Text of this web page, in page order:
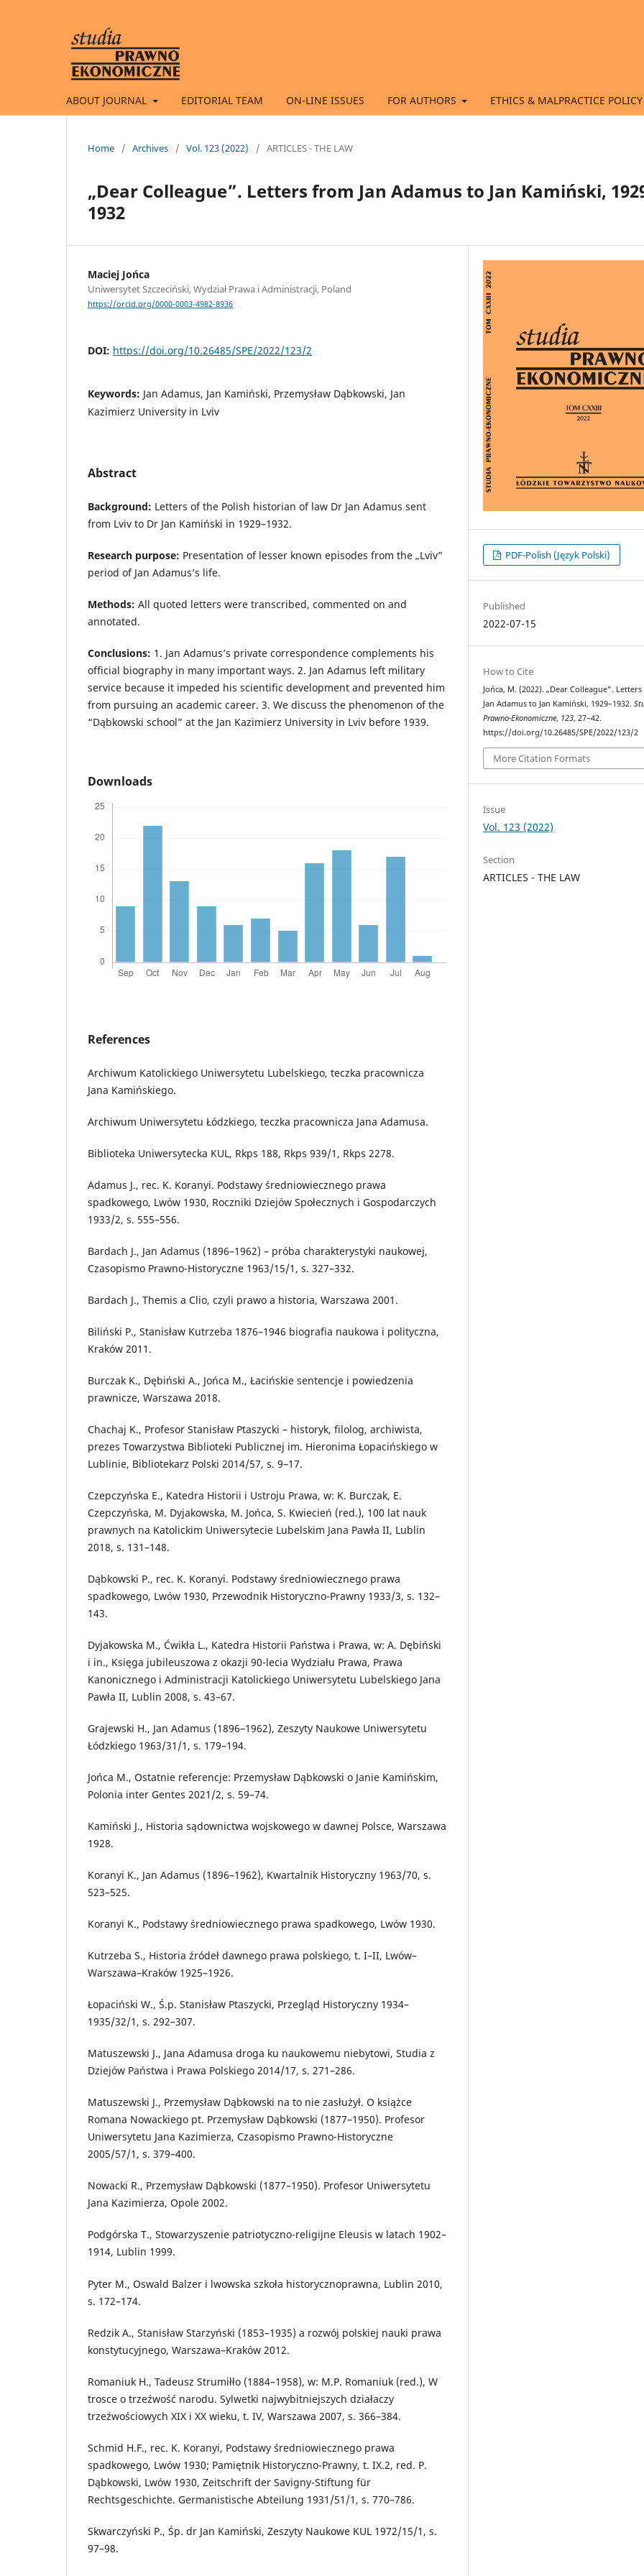
ABOUT JOURNAL EDITORIAL TEAM ON-LINE ISSUES FOR AUTHORS ETHICS & MALPRACTICE POLICY
Home / Archives / Vol. 123 (2022) / ARTICLES - THE LAW
„Dear Colleague”. Letters from Jan Adamus to Jan Kamiński,
1932
Maciej Jońca
Uniwersytet Szczeciński, Wydział Prawa i Administracji, Poland
https://orcid.org/0000-0003-4982-8936
DOI: https://doi.org/10.26485/SPE/2022/123/2
Keywords: Jan Adamus, Jan Kamiński, Przemysław Dąbkowski, Jan
Kazimierz University in Lviv
Abstract
Background: Letters of the Polish historian of law Dr Jan Adamus sent
from Lviv to Dr Jan Kamiński in 1929–1932.
Research purpose: Presentation of lesser known episodes from the „Lviv”
period of Jan Adamus’s life.
Methods: All quoted letters were transcribed, commented on and
annotated.
Conclusions: 1. Jan Adamus’s private correspondence complements his
official biography in many important ways. 2. Jan Adamus left military
service because it impeded his scientific development and prevented him
from pursuing an academic career. 3. We discuss the phenomenon of the
“Dąbkowski school” at the Jan Kazimierz University in Lviv before 1939.
Downloads
References
Archiwum Katolickiego Uniwersytetu Lubelskiego, teczka pracownicza
Jana Kamińskiego.
Archiwum Uniwersytetu Łódzkiego, teczka pracownicza Jana Adamusa.
Biblioteka Uniwersytecka KUL, Rkps 188, Rkps 939/1, Rkps 2278.
Adamus J., rec. K. Koranyi. Podstawy średniowiecznego prawa
spadkowego, Lwów 1930, Roczniki Dziejów Społecznych i Gospodarczych
1933/2, s. 555–556.
Bardach J., Jan Adamus (1896–1962) – próba charakterystyki naukowej,
Czasopismo Prawno-Historyczne 1963/15/1, s. 327–332.
Bardach J., Themis a Clio, czyli prawo a historia, Warszawa 2001.
Biliński P., Stanisław Kutrzeba 1876–1946 biografia naukowa i polityczna,
Kraków 2011.
Burczak K., Dębiński A., Jońca M., Łacińskie sentencje i powiedzenia
prawnicze, Warszawa 2018.
Chachaj K., Profesor Stanisław Ptaszycki – historyk, filolog, archiwista,
prezes Towarzystwa Biblioteki Publicznej im. Hieronima Łopacińskiego w
Lublinie, Bibliotekarz Polski 2014/57, s. 9–17.
Czepczyńska E., Katedra Historii i Ustroju Prawa, w: K. Burczak, E.
Czepczyńska, M. Dyjakowska, M. Jońca, S. Kwiecień (red.), 100 lat nauk
prawnych na Katolickim Uniwersytecie Lubelskim Jana Pawła II, Lublin
2018, s. 131–148.
Dąbkowski P., rec. K. Koranyi. Podstawy średniowiecznego prawa
spadkowego, Lwów 1930, Przewodnik Historyczno-Prawny 1933/3, s. 132–
143.
Dyjakowska M., Ćwikła L., Katedra Historii Państwa i Prawa, w: A. Dębiński
i in., Księga jubileuszowa z okazji 90-lecia Wydziału Prawa, Prawa
Kanonicznego i Administracji Katolickiego Uniwersytetu Lubelskiego Jana
Pawła II, Lublin 2008, s. 43–67.
Grajewski H., Jan Adamus (1896–1962), Zeszyty Naukowe Uniwersytetu
Łódzkiego 1963/31/1, s. 179–194.
Jońca M., Ostatnie referencje: Przemysław Dąbkowski o Janie Kamińskim,
Polonia inter Gentes 2021/2, s. 59–74.
Kamiński J., Historia sądownictwa wojskowego w dawnej Polsce, Warszawa
1928.
Koranyi K., Jan Adamus (1896–1962), Kwartalnik Historyczny 1963/70, s.
523–525.
Koranyi K., Podstawy średniowiecznego prawa spadkowego, Lwów 1930.
Kutrzeba S., Historia źródeł dawnego prawa polskiego, t. I–II, Lwów–
Warszawa–Kraków 1925–1926.
Łopaciński W., Ś.p. Stanisław Ptaszycki, Przegląd Historyczny 1934–
1935/32/1, s. 292–307.
Matuszewski J., Jana Adamusa droga ku naukowemu niebytowi, Studia z
Dziejów Państwa i Prawa Polskiego 2014/17, s. 271–286.
Matuszewski J., Przemysław Dąbkowski na to nie zasłużył. O książce
Romana Nowackiego pt. Przemysław Dąbkowski (1877–1950). Profesor
Uniwersytetu Jana Kazimierza, Czasopismo Prawno-Historyczne
2005/57/1, s. 379–400.
Nowacki R., Przemysław Dąbkowski (1877–1950). Profesor Uniwersytetu
Jana Kazimierza, Opole 2002.
Podgórska T., Stowarzyszenie patriotyczno-religijne Eleusis w latach 1902–
1914, Lublin 1999.
Pyter M., Oswald Balzer i lwowska szkoła historycznoprawna, Lublin 2010,
s. 172–174.
Redzik A., Stanisław Starzyński (1853–1935) a rozwój polskiej nauki prawa
konstytucyjnego, Warszawa–Kraków 2012.
Romaniuk H., Tadeusz Strumiłło (1884–1958), w: M.P. Romaniuk (red.), W
trosce o trzeźwość narodu. Sylwetki najwybitniejszych działaczy
trzeźwościowych XIX i XX wieku, t. IV, Warszawa 2007, s. 366–384.
Schmid H.F., rec. K. Koranyi, Podstawy średniowiecznego prawa
spadkowego, Lwów 1930; Pamiętnik Historyczno-Prawny, t. IX.2, red. P.
Dąbkowski, Lwów 1930, Zeitschrift der Savigny-Stiftung für
Rechtsgeschichte. Germanistische Abteilung 1931/51/1, s. 770–786.
Skwarczyński P., Śp. dr Jan Kamiński, Zeszyty Naukowe KUL 1972/15/1, s.
97–98.
PDF-Polish (Język Polski)
Published
2022-07-15
How to Cite
Jońca, M. (2022). „Dear Colleague”.
Jan Adamus to Jan Kamiński, 1929–1932.
Prawno-Ekonomiczne, 123, 27–42.
https://doi.org/10.26485/SPE/2022/123/2
More Citation Formats
Issue
Vol. 123 (2022)
Section
ARTICLES - THE LAW